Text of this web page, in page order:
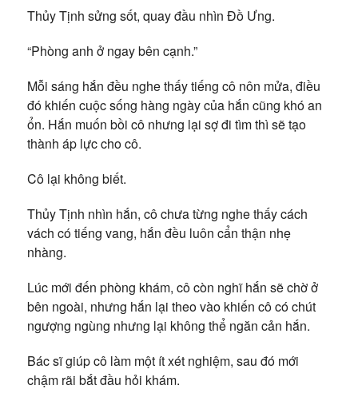
Thủy Tịnh sửng sốt, quay đầu nhìn Đồ Ưng.
“Phòng anh ở ngay bên cạnh.”
Mỗi sáng hắn đều nghe thấy tiếng cô nôn mửa, điều
đó khiến cuộc sống hàng ngày của hắn cũng khó an
ổn. Hắn muốn bồi cô nhưng lại sợ đi tìm thì sẽ tạo
thành áp lực cho cô.
Cô lại không biết.
Thủy Tịnh nhìn hắn, cô chưa từng nghe thấy cách
vách có tiếng vang, hắn đều luôn cẩn thận nhẹ
nhàng.
Lúc mới đến phòng khám, cô còn nghĩ hắn sẽ chờ ở
bên ngoài, nhưng hắn lại theo vào khiến cô có chút
ngượng ngùng nhưng lại không thể ngăn cản hắn.
Bác sĩ giúp cô làm một ít xét nghiệm, sau đó mới
chậm rãi bắt đầu hỏi khám.